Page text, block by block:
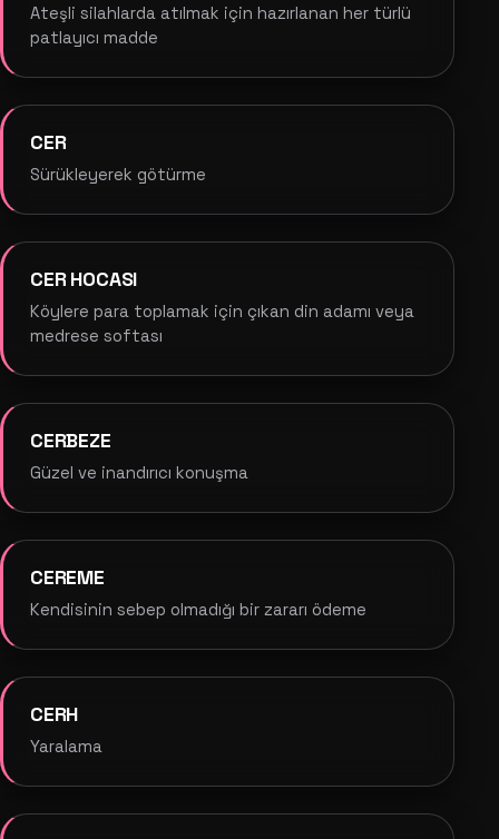
Ateşli silahlarda atılmak için hazırlanan her türlü
patlayıcı madde
CER
Sürükleyerek götürme
CER HOCASI
Köylere para toplamak için çıkan din adamı veya
medrese softası
CERBEZE
Güzel ve inandırıcı konuşma
CEREME
Kendisinin sebep olmadığı bir zararı ödeme
CERH
Yaralama